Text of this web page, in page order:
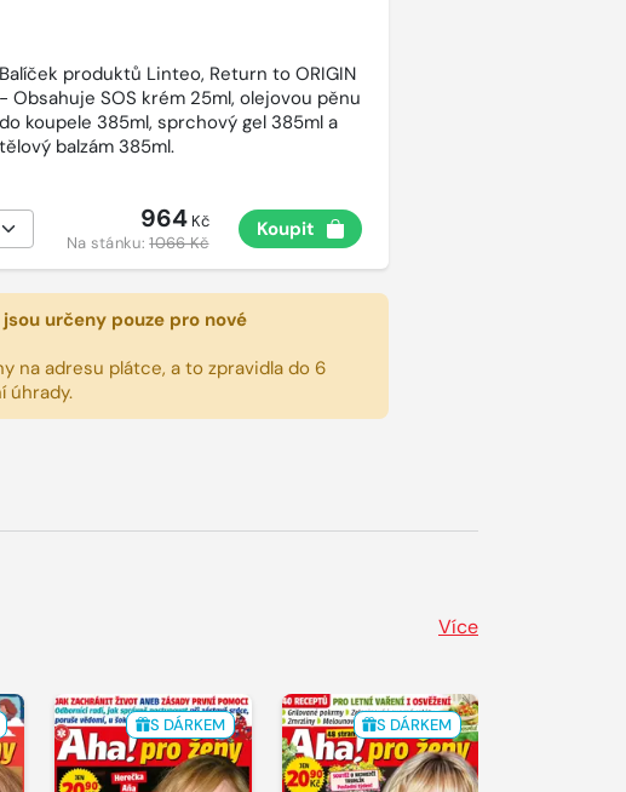
Balíček produktů Linteo, Return to ORIGIN
- Obsahuje SOS krém 25ml, olejovou pěnu
do koupele 385ml, sprchový gel 385ml a
tělový balzám 385ml.
964Kč
Na stánku:1066 Kč
Koupit
určeny pouze pro nové
na adresu plátce, a to zpravidla do 6
úhrady.
Více
S DÁRKEM S DÁRKEM